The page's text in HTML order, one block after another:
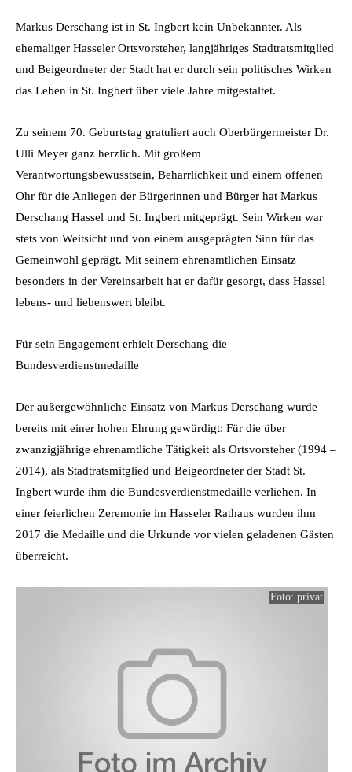
Markus Derschang ist in St. Ingbert kein Unbekannter. Als
ehemaliger Hasseler Ortsvorsteher, langjähriges Stadtratsmitglied
und Beigeordneter der Stadt hat er durch sein politisches Wirken
das Leben in St. Ingbert über viele Jahre mitgestaltet.
Zu seinem 70. Geburtstag gratuliert auch Oberbürgermeister Dr.
Ulli Meyer ganz herzlich. Mit großem
Verantwortungsbewusstsein, Beharrlichkeit und einem offenen
Ohr für die Anliegen der Bürgerinnen und Bürger hat Markus
Derschang Hassel und St. Ingbert mitgeprägt. Sein Wirken war
stets von Weitsicht und von einem ausgeprägten Sinn für das
Gemeinwohl geprägt. Mit seinem ehrenamtlichen Einsatz
besonders in der Vereinsarbeit hat er dafür gesorgt, dass Hassel
lebens- und liebenswert bleibt.
Für sein Engagement erhielt Derschang die
Bundesverdienstmedaille
Der außergewöhnliche Einsatz von Markus Derschang wurde
bereits mit einer hohen Ehrung gewürdigt: Für die über
zwanzigjährige ehrenamtliche Tätigkeit als Ortsvorsteher (1994 –
2014), als Stadtratsmitglied und Beigeordneter der Stadt St.
Ingbert wurde ihm die Bundesverdienstmedaille verliehen. In
einer feierlichen Zeremonie im Hasseler Rathaus wurden ihm
2017 die Medaille und die Urkunde vor vielen geladenen Gästen
überreicht.
Foto: privat